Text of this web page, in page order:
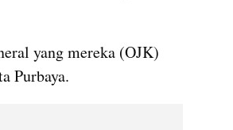
yang mereka (OJK)
Purbaya.